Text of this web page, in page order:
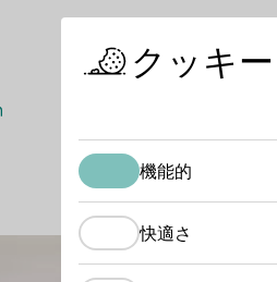
クッキ
機能的
快適さ